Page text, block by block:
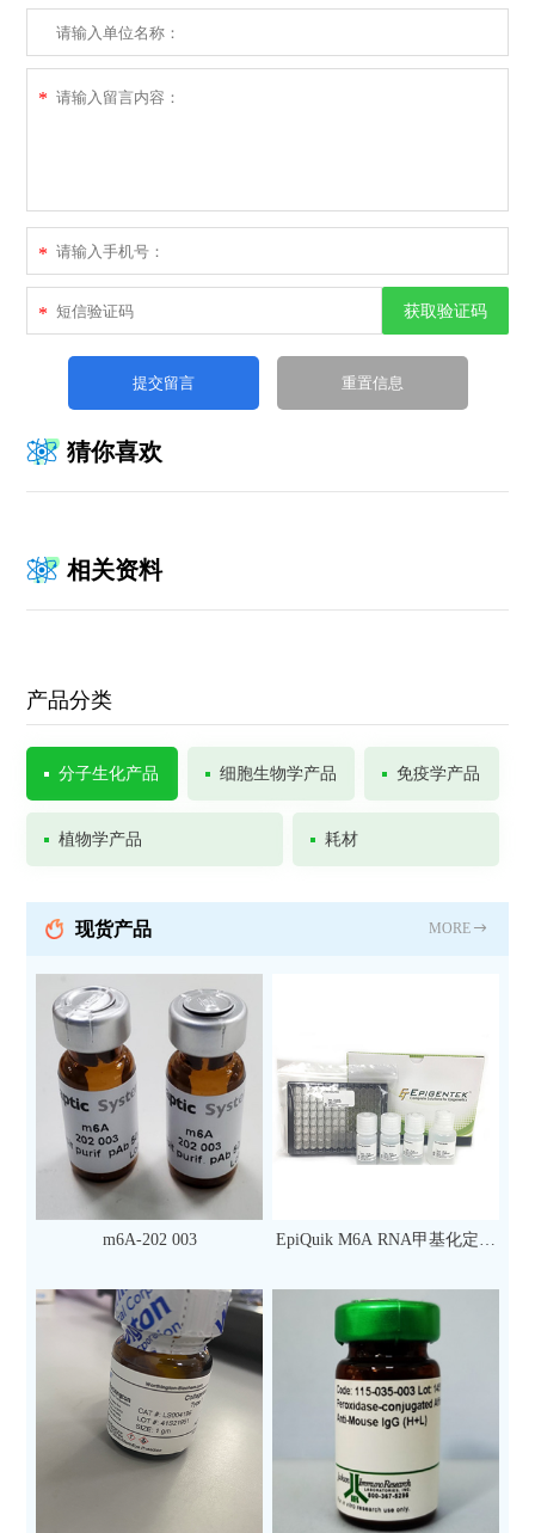
*
*
* 获取验证码
猜你喜欢
相关资料
产品分类
分子生化产品 细胞生物学产品 免疫学产品
植物学产品 耗材
现货产品 MORE
m6A-202 003
EpiQuik M6A RNA甲基化定量
次）